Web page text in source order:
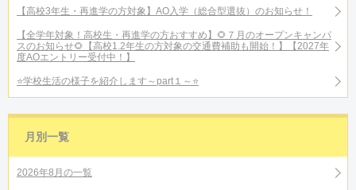
【高校3年生・再進学の方対象】AO入学（総合型選抜）のお知らせ！
【全学年対象！高校生・再進学の方おすすめ】🌻７月のオープンキャンパ
スのお知らせ🌻【高校1.2年生の方対象の交通費補助も開始！】【2027年
度AOエントリー受付中！】
⭐学校生活の様子を紹介します～part１～⭐
月別一覧
2026年8月の一覧